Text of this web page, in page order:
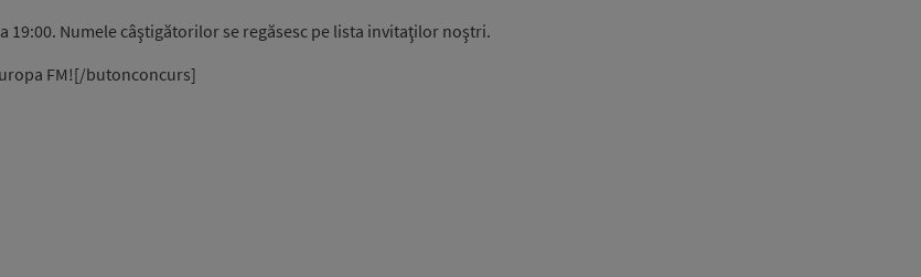
19:00. Numele câştigătorilor se regăsesc pe lista invitaţilor noştri.
FM![/butonconcurs]